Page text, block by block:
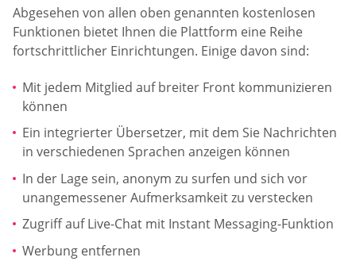
Abgesehen von allen oben genannten kostenlosen
Funktionen bietet Ihnen die Plattform eine Reihe
fortschrittlicher Einrichtungen. Einige davon sind:
Mit jedem Mitglied auf breiter Front kommunizieren
können
Ein integrierter Übersetzer, mit dem Sie Nachrichten
in verschiedenen Sprachen anzeigen können
In der Lage sein, anonym zu surfen und sich vor
unangemessener Aufmerksamkeit zu verstecken
Zugriff auf Live-Chat mit Instant Messaging-Funktion
Werbung entfernen